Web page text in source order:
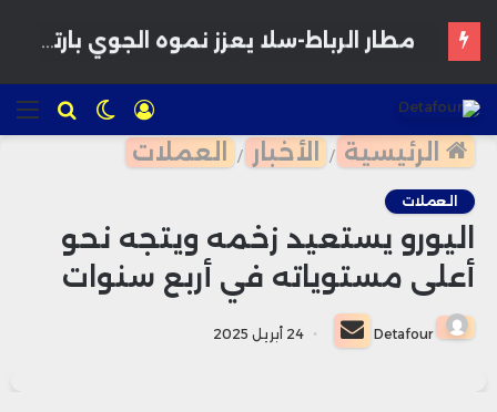
مطار الرباط-سلا يعزز نموه الجوي بارتفاع حركة المسافرين بأكثر من 14%
للبحث الوضع
المظلم
تسجيل
الدخول
الرئيسية / الأخبار / العملات
العملات
اليورو يستعيد زخمه ويتجه نحو
أعلى مستوياته في أربع سنوات
Detafour
أرسل
بريدا
24 أبريل 2025